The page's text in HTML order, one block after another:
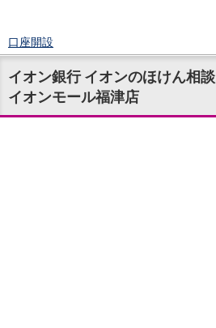
口座開設
ログイン
チャット
メニュー
商品・サービス
イオン銀行 イオンのほけん相談
イオンモール福津店